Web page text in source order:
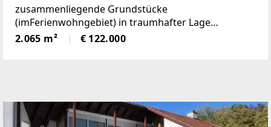
zusammenliegende Grundstücke
(imFerienwohngebiet) in traumhafter Lage
angeboten! Die beiden Grundstücke haben
inSumme 2.065m² (€59/ m²), sind süd-westlich
2.065 m² € 122.000